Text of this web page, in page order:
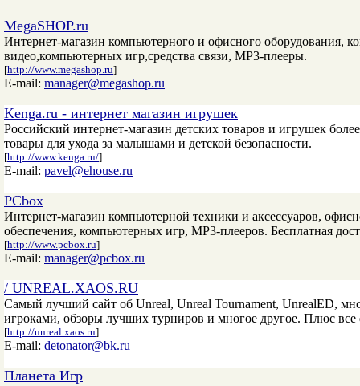
MegaSHOP.ru
Интернет-магазин компьютерного и офисного оборудования,
видео,компьютерных игр,средства связи, МР3-плееры.
[http://www.megashop.ru]
E-mail: manager@megashop.ru
Kenga.ru - интернет магазин игрушек
Российский интернет-магазин детских товаров и игрушек
товары для ухода за малышами и детской безопасности.
[http://www.kenga.ru/]
E-mail: pavel@ehouse.ru
PCbox
Интернет-магазин компьютерной техники и аксессуаров,
обеспечения, компьютерных игр, МР3-плееров. Бесплатная
[http://www.pcbox.ru]
E-mail: manager@pcbox.ru
/ UNREAL.XAOS.RU
Самый лучший сайт об Unreal, Unreal Tournament, UnrealED,
игроками, обзоры лучших турниров и многое другое. Плюс
[http://unreal.xaos.ru]
E-mail: detonator@bk.ru
Планета Игр